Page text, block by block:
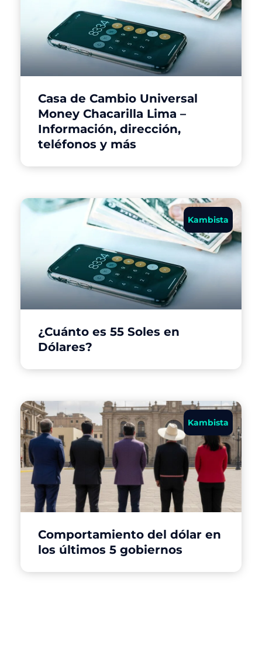
Casa de Cambio Universal
Money Chacarilla Lima –
Información, dirección,
teléfonos y más
Kambista
¿Cuánto es 55 Soles en
Dólares?
Kambista
Comportamiento del dólar en
los últimos 5 gobiernos